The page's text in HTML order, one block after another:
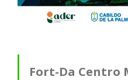
Fort-Da Centro